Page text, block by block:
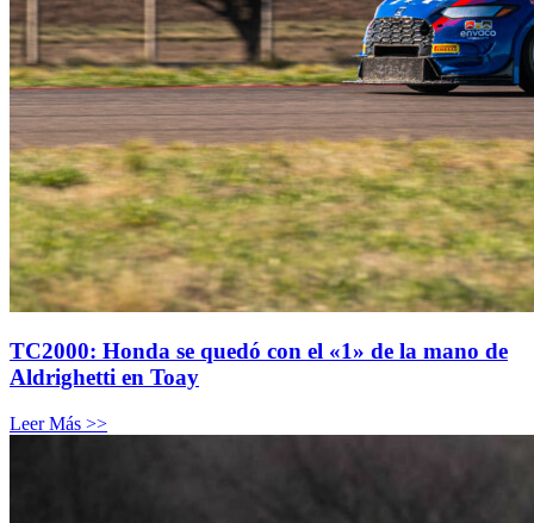
TC2000: Honda se quedó con el «1» de la mano de
Aldrighetti en Toay
Leer Más >>